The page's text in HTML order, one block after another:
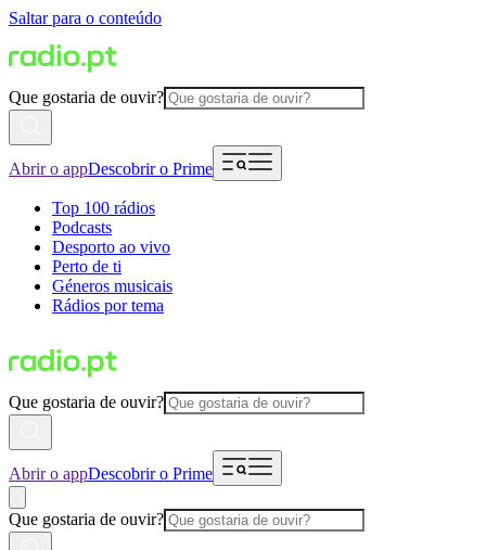
Saltar para o conteúdo
Que gostaria de ouvir?
Abrir o appDescobrir o Prime
Top 100 rádios
Podcasts
Desporto ao vivo
Perto de ti
Géneros musicais
Rádios por tema
Que gostaria de ouvir?
Abrir o appDescobrir o Prime
Que gostaria de ouvir?